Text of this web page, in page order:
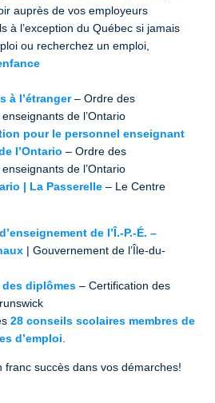
auprès de vos employeurs
à l’exception du Québec si jamais
ou recherchez un emploi,
à l’étranger– Ordre des
de l’Ontario
pour le personnel enseignant
l’Ontario – Ordre des
de l’Ontario
| La Passerelle – Le Centre
de l’Î.-P.-É. –
| Gouvernement de l’Île-du-
des diplômes – Certification des
28 conseils scolaires membres de
d’emploi
franc succès dans vos démarches!